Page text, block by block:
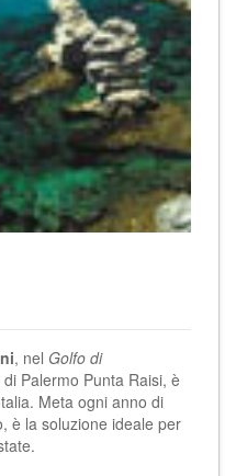
, nel Golfo di
Palermo Punta Raisi, è
Meta ogni anno di
è la soluzione ideale per